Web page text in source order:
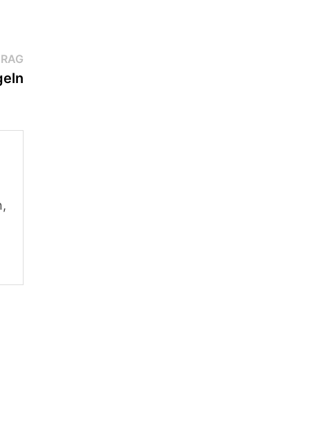
Nächster
Beitrag: